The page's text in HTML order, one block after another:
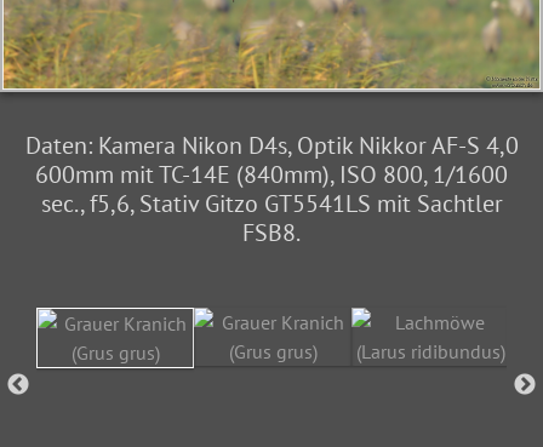
Daten: Kamera Nikon D4s, Optik Nikkor AF-S 4,0
600mm mit TC-14E (840mm), ISO 800, 1/1600
sec., f5,6, Stativ Gitzo GT5541LS mit Sachtler
FSB8.